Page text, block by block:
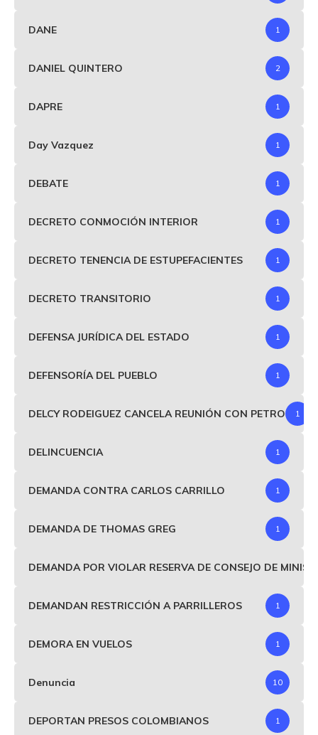
DANE 1
DANIEL QUINTERO 2
DAPRE 1
Day Vazquez 1
DEBATE 1
DECRETO CONMOCIÓN INTERIOR 1
DECRETO TENENCIA DE ESTUPEFACIENTES 1
DECRETO TRANSITORIO 1
DEFENSA JURÍDICA DEL ESTADO 1
DEFENSORÍA DEL PUEBLO 1
DELCY RODEIGUEZ CANCELA REUNIÓN CON PETRO 1
DELINCUENCIA 1
DEMANDA CONTRA CARLOS CARRILLO 1
DEMANDA DE THOMAS GREG 1
DEMANDA POR VIOLAR RESERVA DE CONSEJO DE
DEMANDAN RESTRICCIÓN A PARRILLEROS 1
DEMORA EN VUELOS 1
Denuncia 10
DEPORTAN PRESOS COLOMBIANOS 1